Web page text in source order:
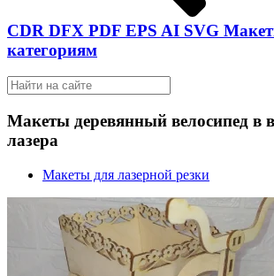
CDR DFX PDF EPS AI SVG
категориям
Макеты деревянный велосипед в
лазера
Макеты для лазерной резки